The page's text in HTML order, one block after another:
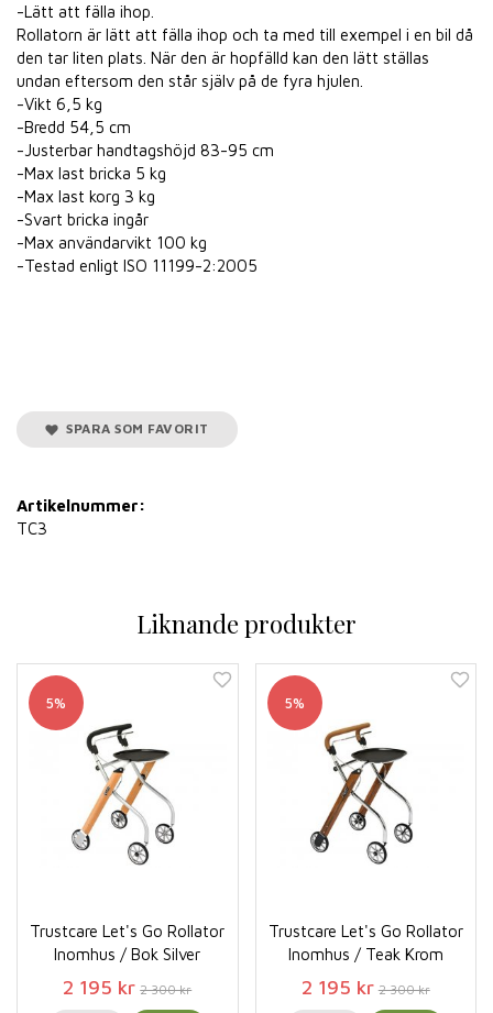
-Lätt att fälla ihop.
Rollatorn är lätt att fälla ihop och ta med till exempel i en bil då
den tar liten plats. När den är hopfälld kan den lätt ställas
undan eftersom den står själv på de fyra hjulen.
-Vikt 6,5 kg
-Bredd 54,5 cm
-Justerbar handtagshöjd 83-95 cm
-Max last bricka 5 kg
-Max last korg 3 kg
-Svart bricka ingår
-Max användarvikt 100 kg
-Testad enligt ISO 11199-2:2005
SPARA SOM FAVORIT
Artikelnummer:
TC3
Liknande produkter
5%
Trustcare Let's Go Rollator
Inomhus / Bok Silver
2 195 kr 2 300 kr
5%
Trustcare Let's Go Rollator
Inomhus / Teak Krom
2 195 kr 2 300 kr